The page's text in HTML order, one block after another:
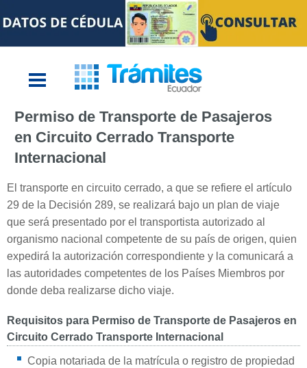
Permiso de Transporte de Pasajeros
en Circuito Cerrado Transporte
Internacional
El transporte en circuito cerrado, a que se refiere el artículo
29 de la Decisión 289, se realizará bajo un plan de viaje
que será presentado por el transportista autorizado al
organismo nacional competente de su país de origen, quien
expedirá la autorización correspondiente y la comunicará a
las autoridades competentes de los Países Miembros por
donde deba realizarse dicho viaje.
Requisitos para Permiso de Transporte de Pasajeros en
Circuito Cerrado Transporte Internacional
Copia notariada de la matrícula o registro de propiedad